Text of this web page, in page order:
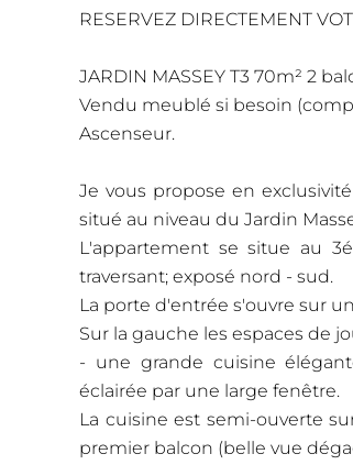
RESERVEZ DIRECTEMENT
JARDIN MASSEY T3 70m² 2
Vendu meublé si besoin
Ascenseur.
Je vous propose en
situé au niveau du Jardin
L'appartement se situe au
traversant; exposé nord - sud.
La porte d'entrée s'ouvre sur
Sur la gauche les espaces de
- une grande cuisine
éclairée par une large fenêtre.
La cuisine est semi-ouverte
premier balcon (belle vue